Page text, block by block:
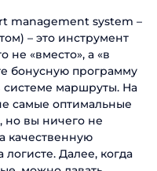
management system –
– это инструмент
не «вместо», а «в
бонусную программу
маршруты. На
самые оптимальные
вы ничего не
качественную
логисте. Далее, когда